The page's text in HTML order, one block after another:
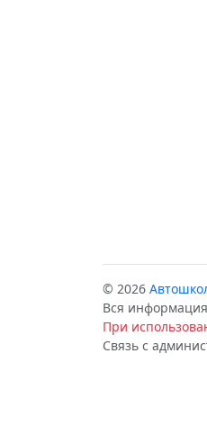
© 2026
Вся
При
Связь с